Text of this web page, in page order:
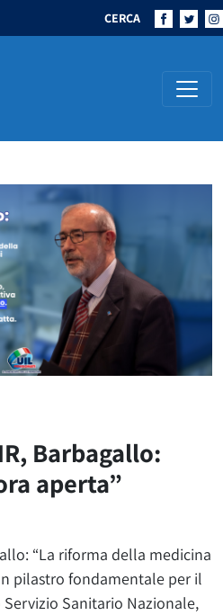
CERCA
Barbagallo:
aperta”
“La riforma della medicina
pilastro fondamentale per il
Sanitario Nazionale,